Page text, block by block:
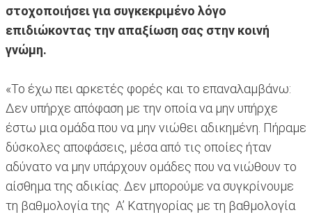
στοχοποιήσει για συγκεκριμένο λόγο
επιδιώκοντας την απαξίωση σας στην κοινή
γνώμη.
«Το έχω πει αρκετές φορές και το επαναλαμβάνω:
Δεν υπήρχε απόφαση με την οποία να μην υπήρχε
έστω μια ομάδα που να μην νιώθει αδικημένη. Πήραμε
δύσκολες αποφάσεις, μέσα από τις οποίες ήταν
αδύνατο να μην υπάρχουν ομάδες που να νιώθουν το
αίσθημα της αδικίας. Δεν μπορούμε να συγκρίνουμε
τη βαθμολογία της Α’ Κατηγορίας με τη βαθμολογία